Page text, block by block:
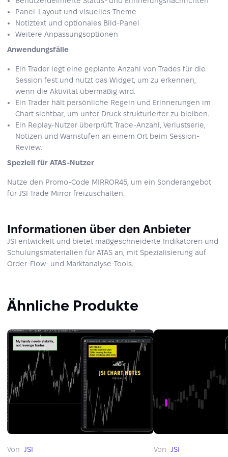
Panel-Layout und visuelles Theme
Notiztext und optionales Bild-Panel
Weitere Anpassungsoptionen
Anwendungsfälle
Ein Trader legt eine geplante Anzahl von Trades für die
Session fest und nutzt das Widget, um zu erkennen,
wenn die Aktivität übermäßig wird.
Ein Trader hält persönliche Regeln und Erinnerungen im
Chart sichtbar, um unter Druck strukturierter zu bleiben.
Ein Replay-Nutzer überprüft Trade-Anzahl, Verlustserie,
Notizen und Warnstufen an einem Ort beim Session-
Review.
Speziell für ATAS-Nutzer
Nutze den Promo-Code MIRROR45, um ein Sonderangebot
für JSI Trade Mirror freizuschalten.
Informationen über den Anbieter
JSI entwickelt und bietet maßgeschneiderte Indikatoren und
Schulungsmaterialien für ATAS an, mit Spezialisierung auf
Order-Flow- und Marktanalyse-Tools.
Ähnliche Produkte
Von JSI Von JSI